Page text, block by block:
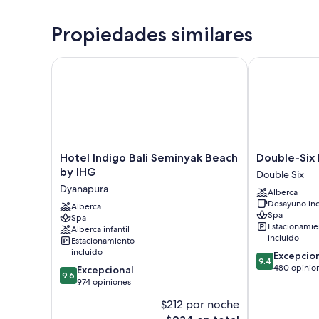
Propiedades similares
Hotel
Indigo
Bali
Seminyak
Beach
by
IHG
Dyanapura
Hotel Indigo Bali Seminyak Beach
by IHG
Dyanapura
Alberca
Spa
Alberca infantil
Estacionamiento
incluido
9.6
de
9.6 Excepcional
974 opiniones
$212 por noche
Hotel Indigo Bali Seminyak Beach by IHG
Double-
Six
Luxury
Hotel
Double
Six
Double-Six
Double Six
Alberca
Desayuno
Spa
incluido
9.4
de
9.4
480
Double-Six